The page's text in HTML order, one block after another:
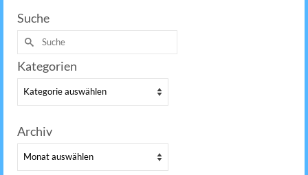
Suche
Suche
nach:
Kategorien
Kategorien
Archiv
Archiv